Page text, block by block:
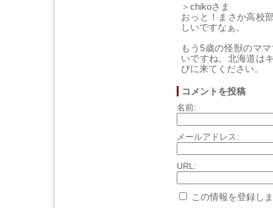
＞chikoさま
おっと！まさか高校
しいですなぁ。
もう5歳の怪獣のマ
いですね。北海道は
びに来てください。
コメントを投稿
名前:
メールアドレス:
URL:
この情報を登録し